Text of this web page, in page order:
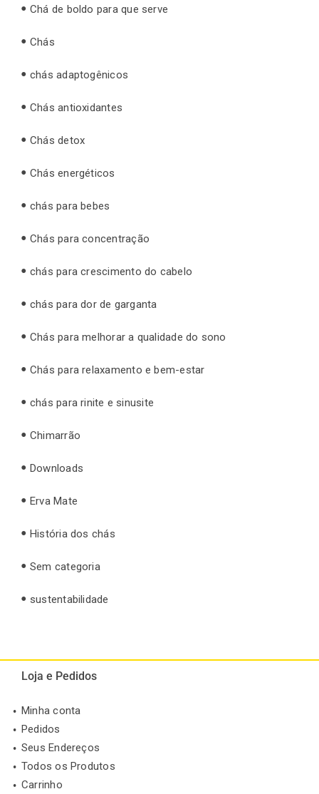
Chá de boldo para que serve
Chás
chás adaptogênicos
Chás antioxidantes
Chás detox
Chás energéticos
chás para bebes
Chás para concentração
chás para crescimento do cabelo
chás para dor de garganta
Chás para melhorar a qualidade do sono
Chás para relaxamento e bem-estar
chás para rinite e sinusite
Chimarrão
Downloads
Erva Mate
História dos chás
Sem categoria
sustentabilidade
Loja e Pedidos
Minha conta
Pedidos
Seus Endereços
Todos os Produtos
Carrinho